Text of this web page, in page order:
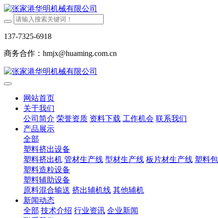
137-7325-6918
商务合作：hmjx@huaming.com.cn
网站首页
关于我们
公司简介 荣誉资质 资料下载 工作机会 联系我们
产品展示
全部
塑料挤出设备
塑料挤出机 管材生产线 型材生产线 板片材生产线 塑料
塑料造粒设备
塑料辅助设备
原料混合输送 挤出辅机线 其他辅机
新闻动态
全部 技术介绍 行业资讯 企业新闻